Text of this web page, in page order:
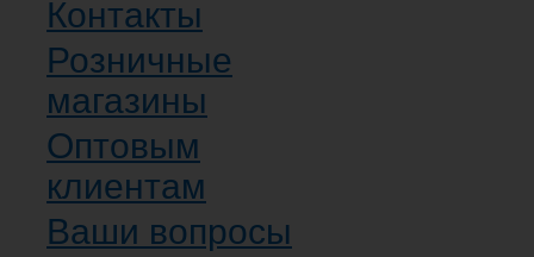
Контакты
Розничные
магазины
Оптовым
клиентам
Ваши вопросы